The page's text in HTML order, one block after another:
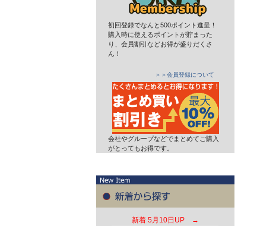
初回登録でなんと500ポイント進呈！
購入時に使えるポイントが貯まった
り、会員割引などお得が盛りだくさ
ん！
＞＞会員登録について
会社やグループなどでまとめてご購入
がとってもお得です。
新着 5月10日UP →